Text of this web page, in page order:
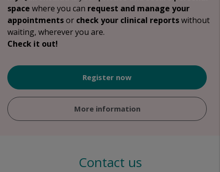
space where you can request and manage your
appointmentsor check your clinical reportswithout
waiting, wherever you are.
Check it out!
Register now
More information
Contact us